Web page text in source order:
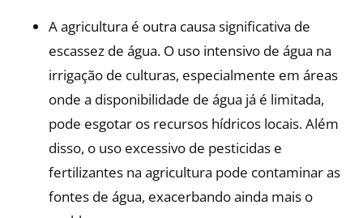
A agricultura é outra causa significativa de
escassez de água. O uso intensivo de água na
irrigação de culturas, especialmente em áreas
onde a disponibilidade de água já é limitada,
pode esgotar os recursos hídricos locais. Além
disso, o uso excessivo de pesticidas e
fertilizantes na agricultura pode contaminar as
fontes de água, exacerbando ainda mais o